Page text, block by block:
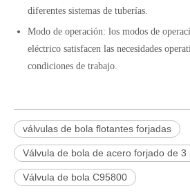
diferentes sistemas de tuberías.
Modo de operación: los modos de
eléctrico satisfacen las necesidades
condiciones de trabajo.
válvulas de bola flotantes forjadas
Válvula de bola de acero forjado de 3
Válvula de bola C95800